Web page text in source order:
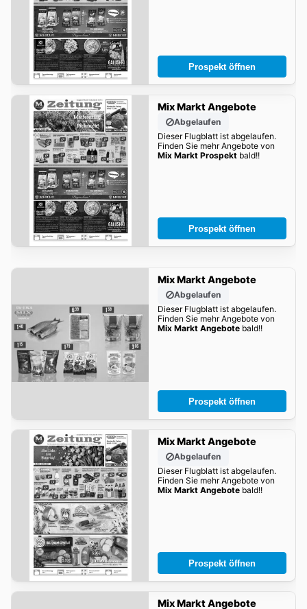
Prospekt öffnen
Mix Markt Angebote
Abgelaufen
Dieser Flugblatt ist abgelaufen.
Finden Sie mehr Angebote von
Mix Markt Prospektbald!!
Prospekt öffnen
Mix Markt Angebote
Abgelaufen
Dieser Flugblatt ist abgelaufen.
Finden Sie mehr Angebote von
Mix Markt Angebotebald!!
Prospekt öffnen
Mix Markt Angebote
Abgelaufen
Dieser Flugblatt ist abgelaufen.
Finden Sie mehr Angebote von
Mix Markt Angebotebald!!
Prospekt öffnen
Mix Markt Angebote